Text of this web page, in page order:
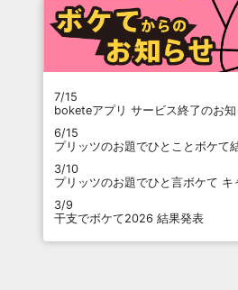
7/15
boketeアプリ サービス終了のお
6/15
プリッツのお題でひとことボケて
3/10
プリッツのお題でひと言ボケて キ
3/9
干支でボケて2026 結果発表